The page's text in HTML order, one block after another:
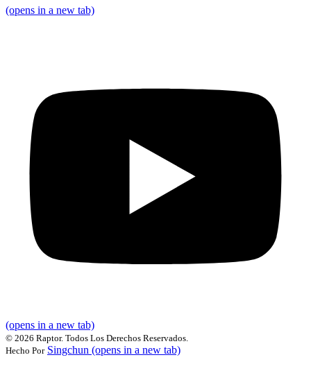
(opens in a new tab)
(opens in a new tab)
© 2026 Raptor. Todos Los Derechos Reservados.
Hecho Por Singchun (opens in a new tab)